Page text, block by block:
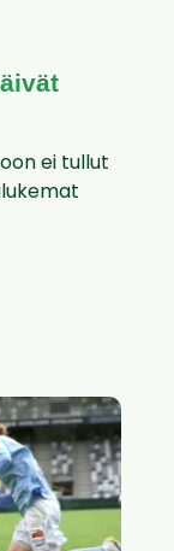
ei tullut